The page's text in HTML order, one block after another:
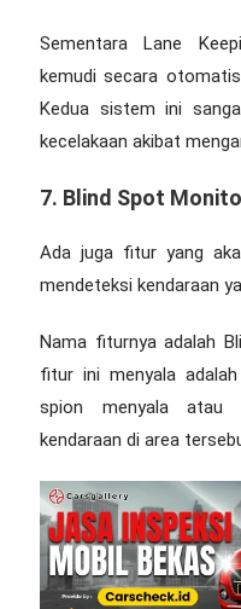
Sementara Lane
kemudi secara
Kedua sistem ini
kecelakaan akibat
7. Blind Spot
Ada juga fitur yang
mendeteksi kendaraan
Nama fiturnya adalah
fitur ini menyala
spion menyala atau
kendaraan di area